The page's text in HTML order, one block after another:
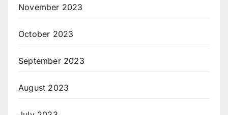
November 2023
October 2023
September 2023
August 2023